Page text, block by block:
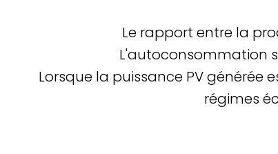
Le rapport entre la
L'autoconsommation
Lorsque la puissance PV générée
régimes